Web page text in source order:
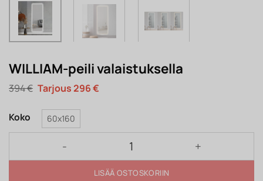
WILLIAM-peili valaistuksella
394€ Alkuperäinen
hinta
oli:
394 €.
296€Nykyinen
Koko 60x160
WILLIAM-peili valaistuksella määrä
LISÄÄ OSTOSKORIIN